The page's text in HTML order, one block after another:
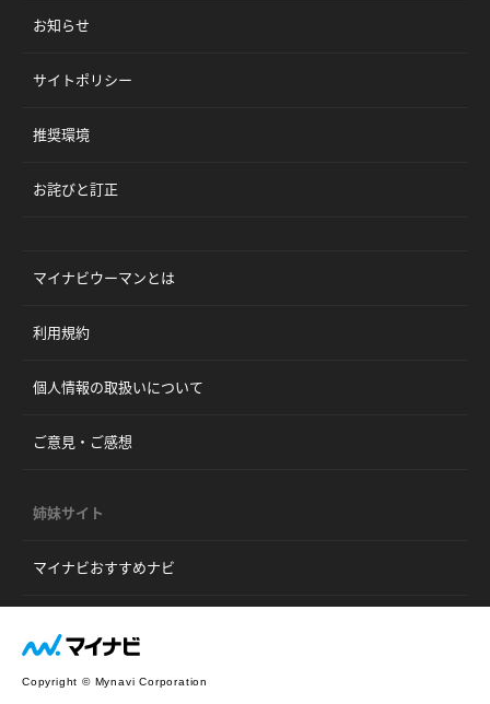
お知らせ
サイトポリシー
推奨環境
お詫びと訂正
マイナビウーマンとは
利用規約
個人情報の取扱いについて
ご意見・ご感想
姉妹サイト
マイナビおすすめナビ
Copyright © Mynavi Corporation